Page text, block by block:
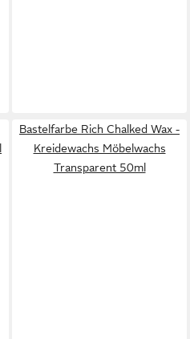
Bastelfarbe Rich Chalked Wax -
Kreidewachs Möbelwachs
Transparent 50ml